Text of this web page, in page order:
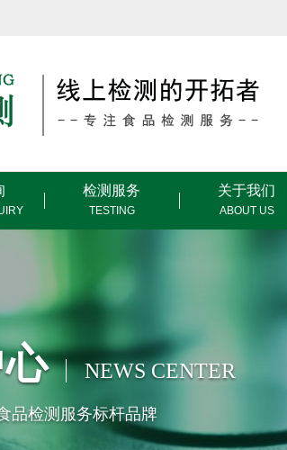
检测服务
TESTING
关于我们
ABOUT US
NEWS CENTER
品检测服务标杆品牌